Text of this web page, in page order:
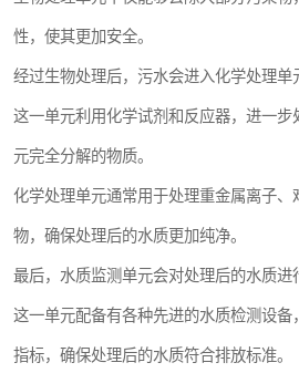
性，使其更加安全。
经过生物处理后，污水会进入化学处理单
这一单元利用化学试剂和反应器，进一
元完全分解的物质。
化学处理单元通常用于处理重金属离子
物，确保处理后的水质更加纯净。
最后，水质监测单元会对处理后的水质进
这一单元配备有各种先进的水质检测设备
指标，确保处理后的水质符合排放标准。